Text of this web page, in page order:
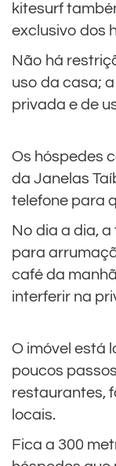
kitesurf
exclusivo dos
Não há
uso da casa;
privada e de
Os hóspedes
da Janelas
telefone para
No dia a dia,
para
café da
interferir na
O imóvel está
poucos
restaurantes,
locais.
Fica a 300